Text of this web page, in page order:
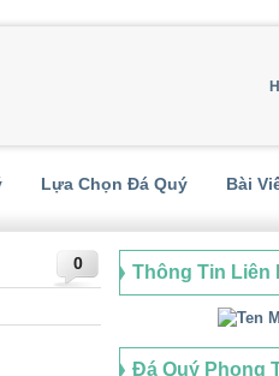
Lựa Chọn Đá Quý Bài
0 Thông Tin Liên
Đá Quý Phong